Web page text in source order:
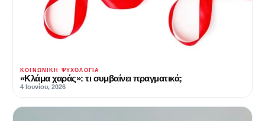
ΚΟΙΝΩΝΙΚΉ ΨΥΧΟΛΟΓΊΑ
«Κλάμα χαράς»: τι συμβαίνει πραγματικά;
4 Ιουνίου, 2026